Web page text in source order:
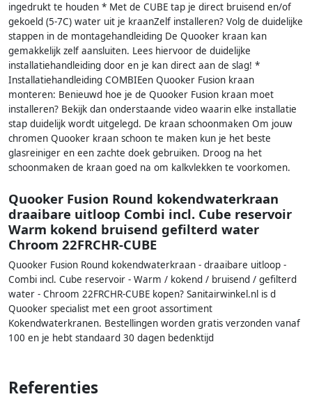
ingedrukt te houden * Met de CUBE tap je direct bruisend en/of
gekoeld (5-7C) water uit je kraanZelf installeren? Volg de duidelijke
stappen in de montagehandleiding De Quooker kraan kan
gemakkelijk zelf aansluiten. Lees hiervoor de duidelijke
installatiehandleiding door en je kan direct aan de slag! *
Installatiehandleiding COMBIEen Quooker Fusion kraan
monteren: Benieuwd hoe je de Quooker Fusion kraan moet
installeren? Bekijk dan onderstaande video waarin elke installatie
stap duidelijk wordt uitgelegd. De kraan schoonmaken Om jouw
chromen Quooker kraan schoon te maken kun je het beste
glasreiniger en een zachte doek gebruiken. Droog na het
schoonmaken de kraan goed na om kalkvlekken te voorkomen.
Quooker Fusion Round kokendwaterkraan
draaibare uitloop Combi incl. Cube reservoir
Warm kokend bruisend gefilterd water
Chroom 22FRCHR-CUBE
Quooker Fusion Round kokendwaterkraan - draaibare uitloop -
Combi incl. Cube reservoir - Warm / kokend / bruisend / gefilterd
water - Chroom 22FRCHR-CUBE kopen? Sanitairwinkel.nl is d
Quooker specialist met een groot assortiment
Kokendwaterkranen. Bestellingen worden gratis verzonden vanaf
100 en je hebt standaard 30 dagen bedenktijd
Referenties